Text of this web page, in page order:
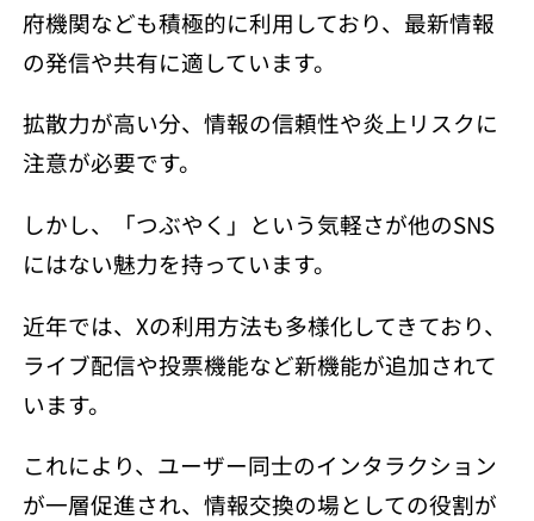
府機関なども積極的に利用しており、最新情報
の発信や共有に適しています。
拡散力が高い分、情報の信頼性や炎上リスクに
注意が必要です。
しかし、「つぶやく」という気軽さが他のSNS
にはない魅力を持っています。
近年では、Xの利用方法も多様化してきており、
ライブ配信や投票機能など新機能が追加されて
います。
これにより、ユーザー同士のインタラクション
が一層促進され、情報交換の場としての役割が